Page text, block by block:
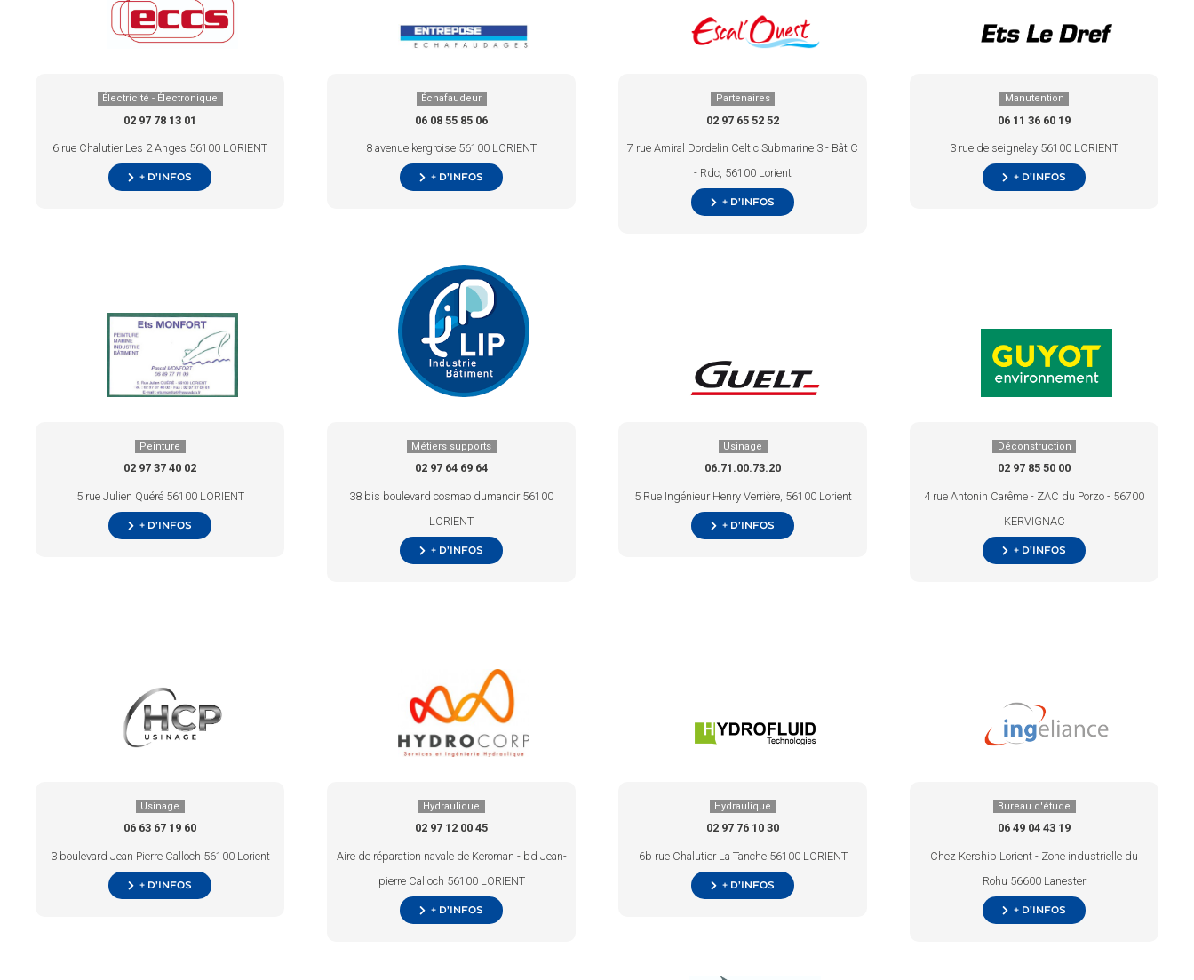
Électricité - Électronique
02 97 78 13 01
6 rue Chalutier Les 2 Anges 56100 LORIENT
+ d’infos
Échafaudeur
06 08 55 85 06
8 avenue kergroise 56100 LORIENT
+ d’infos
Partenaires
02 97 65 52 52
7 rue Amiral Dordelin Celtic Submarine 3 - Bât C
- Rdc, 56100 Lorient
+ d’infos
Manutention
06 11 36 60 19
3 rue de seignelay 56100 LORIENT
+ d’infos
Peinture
02 97 37 40 02
5 rue Julien Quéré 56100 LORIENT
+ d’infos
Métiers supports
02 97 64 69 64
38 bis boulevard cosmao dumanoir 56100
LORIENT
+ d’infos
Usinage
06.71.00.73.20
5 Rue Ingénieur Henry Verrière, 56100 Lorient
+ d’infos
Déconstruction
02 97 85 50 00
4 rue Antonin Carême - ZAC du Porzo - 56700
KERVIGNAC
+ d’infos
Usinage
06 63 67 19 60
3 boulevard Jean Pierre Calloch 56100 Lorient
+ d’infos
Hydraulique
02 97 12 00 45
Aire de réparation navale de Keroman - bd Jean-
pierre Calloch 56100 LORIENT
+ d’infos
Hydraulique
02 97 76 10 30
6b rue Chalutier La Tanche 56100 LORIENT
+ d’infos
Bureau d'étude
06 49 04 43 19
Chez Kership Lorient - Zone industrielle du
Rohu 56600 Lanester
+ d’infos